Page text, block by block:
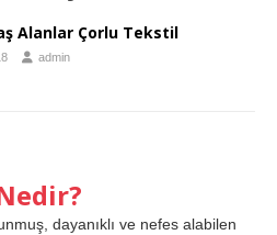
Alanlar Çorlu Tekstil
admin
dayanıklı ve nefes alabilen